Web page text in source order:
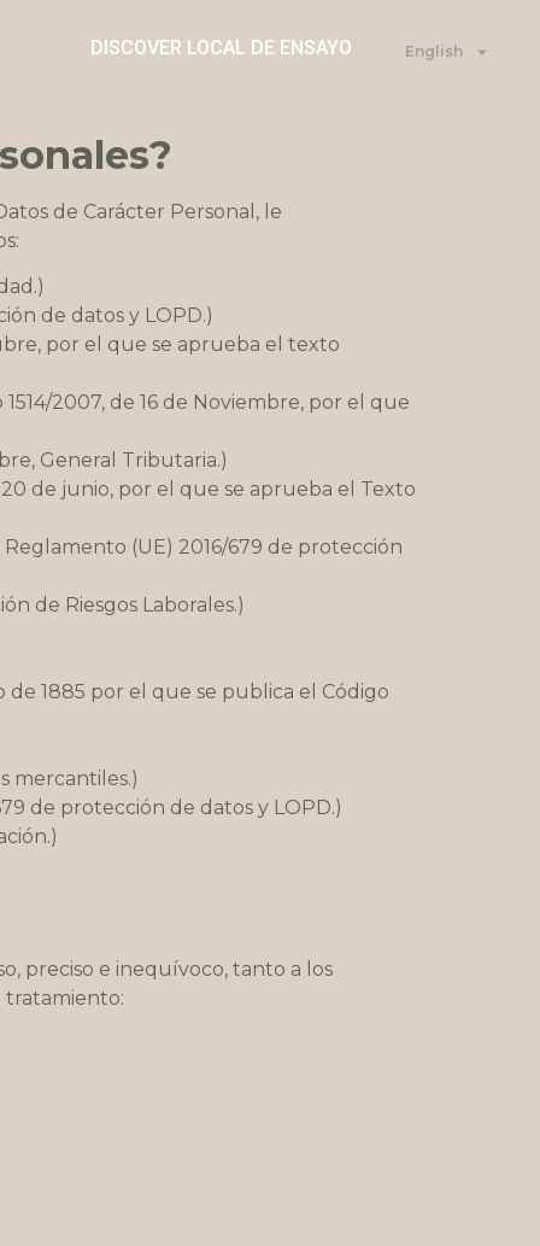
DISCOVER LOCAL DE ENSAYO English
de Carácter Personal, le
de datos y LOPD.)
por el que se aprueba el texto
2007, de 16 de Noviembre, por el que
General Tributaria.)
20 de junio, por el que se aprueba el Texto
(UE) 2016/679 de protección
de Riesgos Laborales.)
1885 por el que se publica el Código
mercantiles.)
de protección de datos y LOPD.)
preciso e inequívoco, tanto a los
tratamiento: